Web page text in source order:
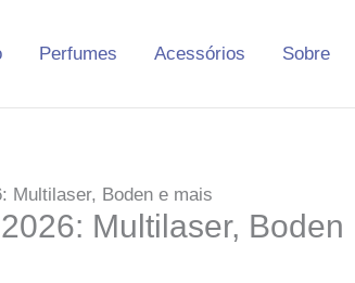
Perfumes Acessórios Sobre
Multilaser, Boden e mais
Multilaser, Boden